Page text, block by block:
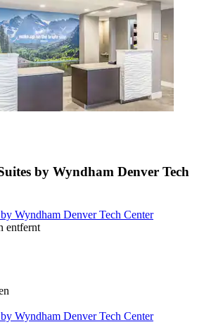
by Wyndham Denver Tech
Wyndham Denver Tech Center
entfernt
Wyndham Denver Tech Center